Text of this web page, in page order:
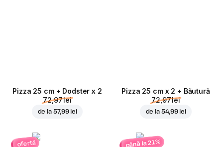
Pizza 25 cm + Dodster x 2
72,97 lei
de la 57,99 lei
Pizza 25 cm x 2 + Băutură
72,97 lei
de la 54,99 lei
ofertă până la 21%